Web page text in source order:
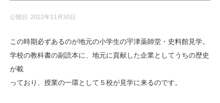
公開日: 2022年11月30日
この時期必ずあるのが地元の小学生の宇津薬師堂・史料館見学。
学校の教科書の副読本に、地元に貢献した企業としてうちの歴史
が載
っており、授業の一環として５校が見学に来るのです。